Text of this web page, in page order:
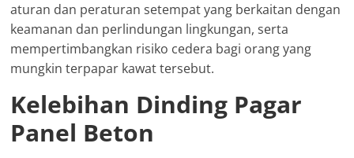
aturan dan peraturan setempat yang berkaitan dengan
keamanan dan perlindungan lingkungan, serta
mempertimbangkan risiko cedera bagi orang yang
mungkin terpapar kawat tersebut.
Kelebihan Dinding Pagar
Panel Beton